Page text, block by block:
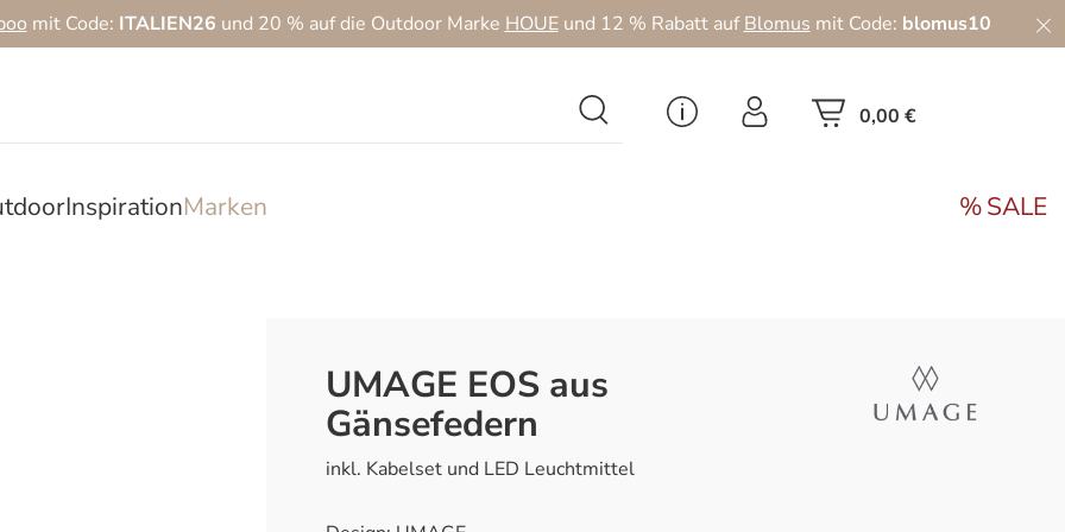
mit Code: ITALIEN26 und 20 % auf die Outdoor Marke HOUEund 12 % Rabatt aufBlomus mit Code: blomus10
0,00 €
InspirationMarken SALE
UMAGE EOS aus
Gänsefedern
inkl. Kabelset und LED Leuchtmittel